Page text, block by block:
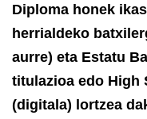
Diploma honek
herrialdeko
aurre) eta Estatu
titulazioa edo High
(digitala) lortzea